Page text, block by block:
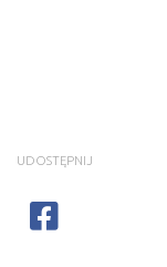
UDOSTĘPNIJ